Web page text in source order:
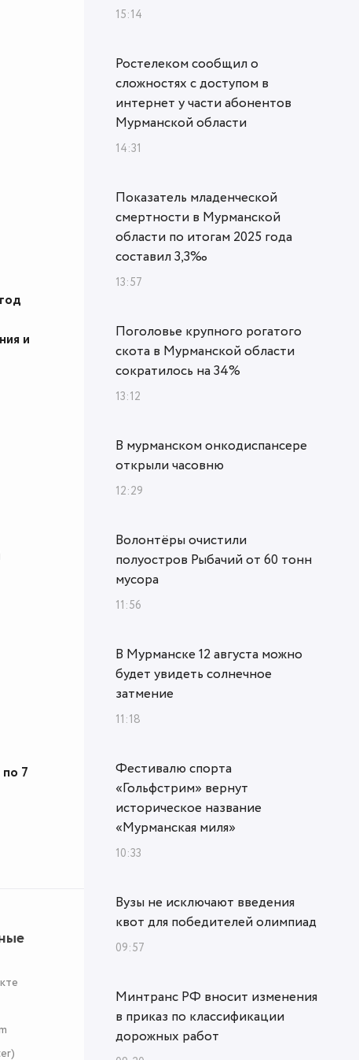
и
7
15:14
Ростелеком сообщил о
сложностях с доступом в
интернет у части абонентов
Мурманской области
14:31
Показатель младенческой
смертности в Мурманской
области по итогам 2025 года
составил 3,3‰
13:57
Поголовье крупного рогатого
скота в Мурманской области
сократилось на 34%
13:12
В мурманском онкодиспансере
открыли часовню
12:29
Волонтёры очистили
полуостров Рыбачий от 60 тонн
мусора
11:56
В Мурманске 12 августа можно
будет увидеть солнечное
затмение
11:18
Фестивалю спорта
«Гольфстрим» вернут
историческое название
«Мурманская миля»
10:33
Вузы не исключают введения
квот для победителей олимпиад
09:57
Минтранс РФ вносит изменения
в приказ по классификации
дорожных работ